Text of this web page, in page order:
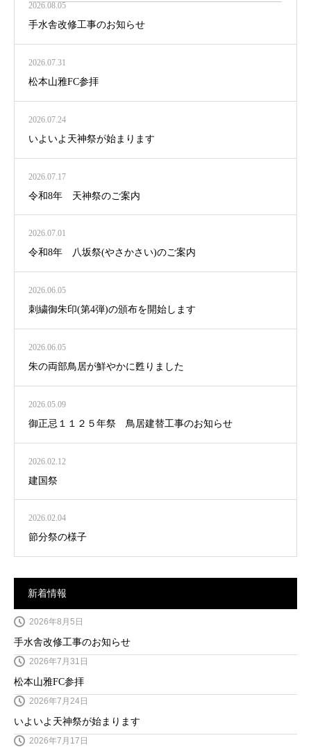
2026.08.05
手水舎改修工事のお知らせ
2026.07.31
松本山雅FC参拝
2026.07.24
いよいよ天神祭が始まります
2026.07.17
令和8年 天神祭のご案内
2026.07.01
令和8年 八坂祭(やさかさい)のご案内
2026.06.05
刺繍御朱印(第4弾)の頒布を開始します
2026.06.05
朱の両部鳥居が鮮やかに甦りました
2026.05.09
御正忌１１２５年祭 鳥居建替工事のお知らせ
2026.02.12
建国祭
2026.02.04
節分祭の様子
新着情報
手水舎改修工事のお知らせ
2026年8月5日
松本山雅FC参拝
2026年7月31日
いよいよ天神祭が始まります
2026年7月24日
2026年7月17日